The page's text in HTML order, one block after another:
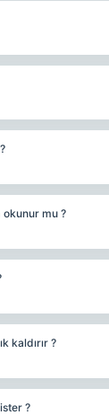
okunur mu ?
kaldırır ?
?